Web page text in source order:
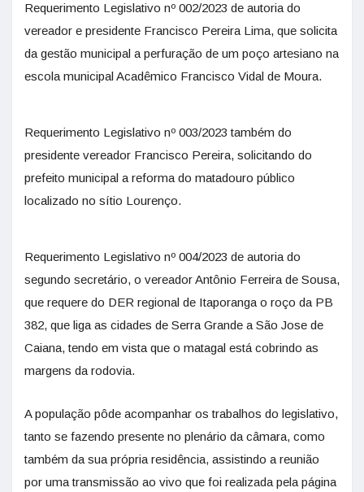
Requerimento Legislativo nº 002/2023 de autoria do
vereador e presidente Francisco Pereira Lima, que solicita
da gestão municipal a perfuração de um poço artesiano na
escola municipal Acadêmico Francisco Vidal de Moura.
Requerimento Legislativo nº 003/2023 também do
presidente vereador Francisco Pereira, solicitando do
prefeito municipal a reforma do matadouro público
localizado no sítio Lourenço.
Requerimento Legislativo nº 004/2023 de autoria do
segundo secretário, o vereador Antônio Ferreira de Sousa,
que requere do DER regional de Itaporanga o roço da PB
382, que liga as cidades de Serra Grande a São Jose de
Caiana, tendo em vista que o matagal está cobrindo as
margens da rodovia.
A população pôde acompanhar os trabalhos do legislativo,
tanto se fazendo presente no plenário da câmara, como
também da sua própria residência, assistindo a reunião
por uma transmissão ao vivo que foi realizada pela página